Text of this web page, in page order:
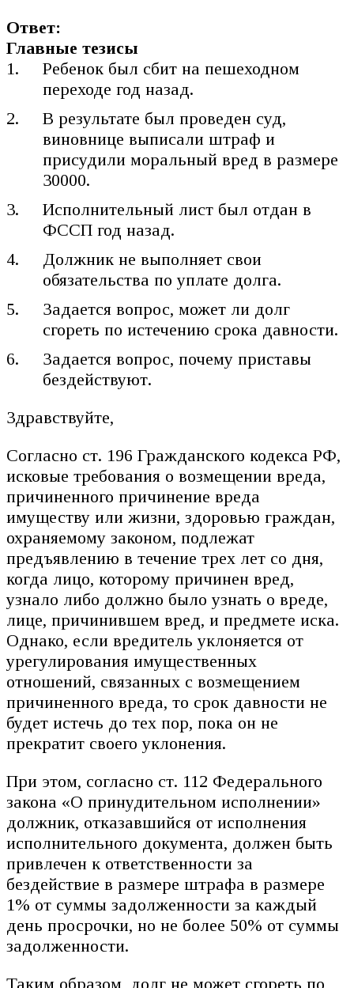
Ответ:
Главные тезисы
Ребенок был сбит на пешеходном
переходе год назад.
В результате был проведен суд,
виновнице выписали штраф и
присудили моральный вред в размере
30000.
Исполнительный лист был отдан в
ФССП год назад.
Должник не выполняет свои
обязательства по уплате долга.
Задается вопрос, может ли долг
сгореть по истечению срока давности.
Задается вопрос, почему приставы
бездействуют.
Здравствуйте,
Согласно ст. 196 Гражданского кодекса РФ,
исковые требования о возмещении вреда,
причиненного причинение вреда
имуществу или жизни, здоровью граждан,
охраняемому законом, подлежат
предъявлению в течение трех лет со дня,
когда лицо, которому причинен вред,
узнало либо должно было узнать о вреде,
лице, причинившем вред, и предмете иска.
Однако, если вредитель уклоняется от
урегулирования имущественных
отношений, связанных с возмещением
причиненного вреда, то срок давности не
будет истечь до тех пор, пока он не
прекратит своего уклонения.
При этом, согласно ст. 112 Федерального
закона «О принудительном исполнении»
должник, отказавшийся от исполнения
исполнительного документа, должен быть
привлечен к ответственности за
бездействие в размере штрафа в размере
1% от суммы задолженности за каждый
день просрочки, но не более 50% от суммы
задолженности.
Таким образом, долг не может сгореть по